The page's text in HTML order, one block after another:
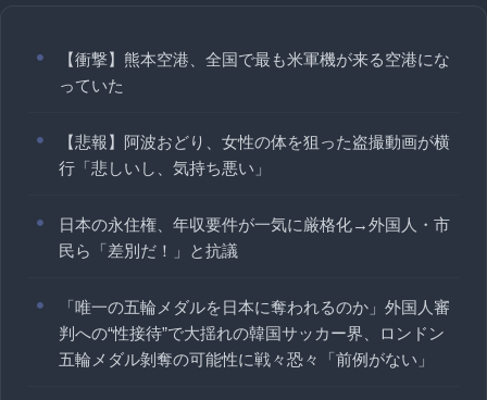
【衝撃】熊本空港、全国で最も米軍機が来る空港にな
っていた
【悲報】阿波おどり、女性の体を狙った盗撮動画が横
行「悲しいし、気持ち悪い」
日本の永住権、年収要件が一気に厳格化→外国人・市
民ら「差別だ！」と抗議
「唯一の五輪メダルを日本に奪われるのか」外国人審
判への“性接待”で大揺れの韓国サッカー界、ロンドン
五輪メダル剝奪の可能性に戦々恐々「前例がない」